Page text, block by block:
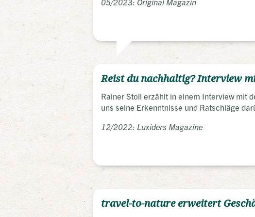
Reist du nachhaltig? Interview
Rainer Stoll erzählt in einem Interview mit
uns seine Erkenntnisse und Ratschläge
12/2022: Luxiders Magazine
travel-to-nature erweitert